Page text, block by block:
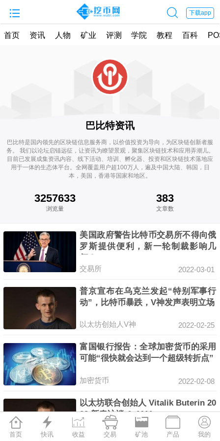
  下载app
首页 资讯 人物 矿业 评测 学院 教程 百科
巴比特资讯
巴比特是国内领先的区块链信息服务商，以价值投资为导向，为区块链创新者服
务。 我们以论坛启锚远征，让资讯为瞭望景观，聚集区块链技术和应用弄潮儿。
目前已发展成集资讯内容、线下活动、培训、孵化器、投资和区块链技术落地应
用于一体的生态体平台。全网覆盖用户超100万人，遍及中国大陆、韩国，日
本，美国，香港等国家和地区。
3257633
浏览量
383
文章数
美国政府警告比特币交易所不得向俄
罗斯提供便利，新一轮制裁影响几
交易所 2022-03-01
普京宣布在乌克兰发起“特别军事行
动”，比特币暴跌，V神发声表明立场
以太坊创始人V神 2022-02-25
富国银行报告：全球加密货币的采用
可能“很快就会达到一个超级转折点”
加密货币 2022-02-08
以太坊联合创始人 Vitalik Buterin 20
22 新春访谈 & AMA
2022-02-08

首页

快讯

收益

交易

矿池

产品

我的